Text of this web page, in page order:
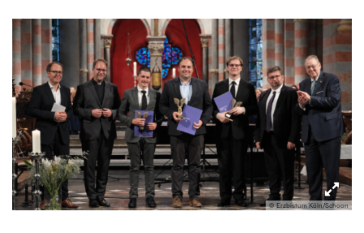
© Erzbistum Köln/Schoon